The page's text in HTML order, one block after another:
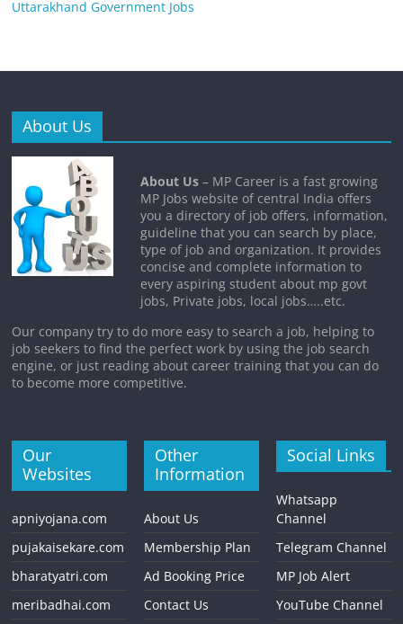
Uttarakhand Government Jobs
About Us
About Us – MP Career is a fast growing
MP Jobs website of central India offers
you a directory of job offers, information,
guideline that you can search by place,
type of job and organization. It provides
concise and complete information to
every aspiring student about mp govt
jobs, Private jobs, local jobs…..etc.
Our company try to do more easy to search a job, helping to
job seekers to find the perfect work by using the job search
engine, or just reading about career training that you can do
to become more competitive.
Our
Websites
apniyojana.com
pujakaisekare.com
bharatyatri.com
meribadhai.com
Other
Information
About Us
Membership Plan
Ad Booking Price
Contact Us
Social Links
Whatsapp
Channel
Telegram Channel
MP Job Alert
YouTube Channel